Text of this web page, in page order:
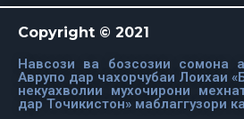
Copyright © 2021
Навсози ва бозсозии сомона
Аврупо дар чахорчубаи Лоихаи
некуахволии мухочирони
дар Точикистон» маблаггузори